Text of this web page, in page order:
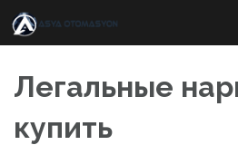
content
Легальные
купить